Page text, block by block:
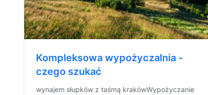
Kompleksowa wypożyczalnia -
czego szukać
wynajem słupków z taśmą krakówWypożyczanie